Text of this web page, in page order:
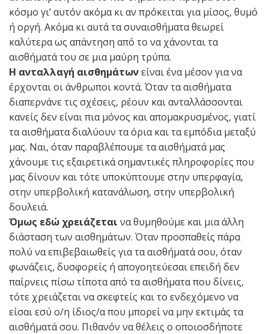
κόσμο γι’ αυτόν ακόμα κι αν πρόκειται για μίσος, θυμό
ή οργή. Ακόμα κι αυτά τα συναισθήματα θεωρεί
καλύτερα ως απάντηση από το να χάνονται τα
αισθήματά του σε μια μαύρη τρύπα.
Η ανταλλαγή αισθημάτωνείναι ένα μέσον για να
έρχονται οι άνθρωποι κοντά. Όταν τα αισθήματα
διαπερνάνε τις σχέσεις, ρέουν και ανταλλάσσονται
κανείς δεν είναι πια μόνος και απομακρυσμένος, γιατί
τα αισθήματα διαλύουν τα όρια και τα εμπόδια μεταξύ
μας. Ναι, όταν παραβλέπουμε τα αισθήματά μας
χάνουμε τις εξαιρετικά σημαντικές πληροφορίες που
μας δίνουν και τότε υποκύπτουμε στην υπερφαγία,
στην υπερβολική κατανάλωση, στην υπερβολική
δουλειά.
Όμως εδώ χρειάζεται να θυμηθούμε και μια άλλη
διάσταση των αισθημάτων. Όταν προσπαθείς πάρα
πολύ να επιβεβαιωθείς για τα αισθήματά σου, όταν
φωνάζεις, δυσφορείς ή απογοητεύεσαι επειδή δεν
παίρνεις πίσω τίποτα από τα αισθήματα που δίνεις,
τότε χρειάζεται να σκεφτείς και το ενδεχόμενο να
είσαι εσύ ο/η ίδιος/α που μπορεί να μην εκτιμάς τα
αισθήματά σου. Πιθανόν να θέλεις ο οποιοσδήποτε